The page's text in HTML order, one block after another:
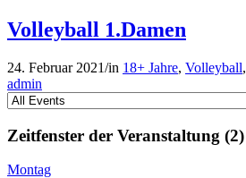
Volleyball 1.Damen
24. Februar 2021/in 18+ Jahre, Volleyball,
admin
Zeitfenster der Veranstaltung (2)
Montag